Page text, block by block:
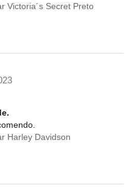
Victoria´s Secret Preto
Harley Davidson